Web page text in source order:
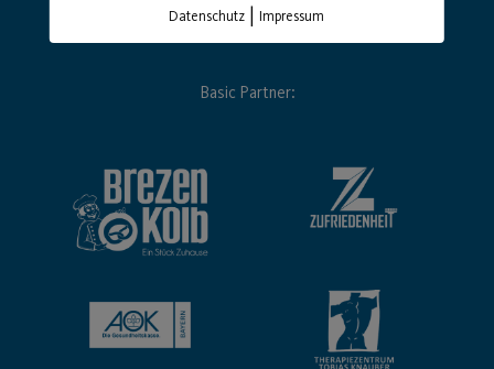
Basic Partner:
Datenschutz |Impressum